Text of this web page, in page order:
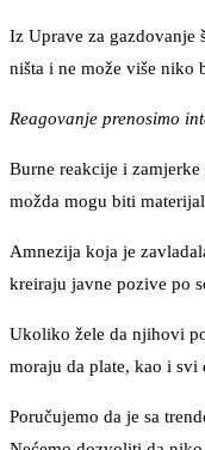
Iz Uprave za gazdovanje
ništa i ne može više niko
Reagovanje prenosimo
Burne reakcije i
možda mogu biti
Amnezija koja je
kreiraju javne pozive po
Ukoliko žele da njihovi
moraju da plate, kao i
Poručujemo da je sa